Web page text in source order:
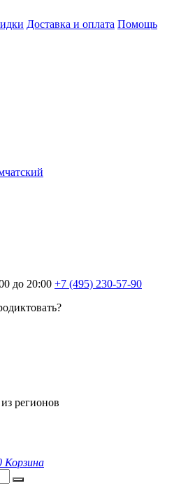
Доставка и оплата Помощь
до 20:00 +7 (495) 230-57-90
регионов
Корзина